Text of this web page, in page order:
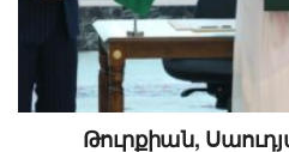
Թուրքիան,